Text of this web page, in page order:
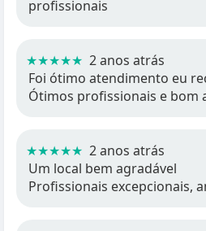
profissionais
★★★★★ 2 anos atrás
Foi ótimo atendimento eu
Ótimos profissionais e bom
★★★★★ 2 anos atrás
Um local bem agradável
Profissionais excepcionais,